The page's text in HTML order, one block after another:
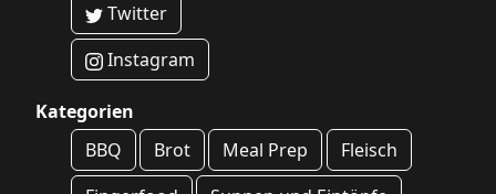
Twitter
Instagram
Kategorien
BBQ
Brot Meal Prep
Fleisch